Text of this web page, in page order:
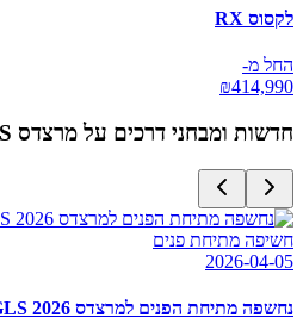
לקסוס RX
החל מ-
₪414,990
חדשות ומבחני דרכים על מרצדס GLS
חשיפה מתיחת פנים
2026-04-05
נחשפה מתיחת הפנים למרצדס GLS 2026